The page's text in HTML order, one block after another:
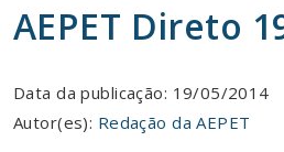
AEPET Direto
Data da publicação: 19/05/2014
Autor(es): Redação da AEPET